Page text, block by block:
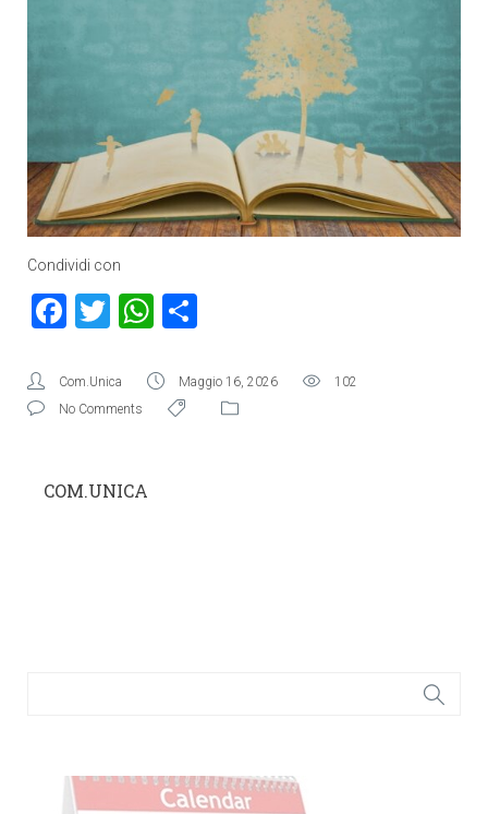
Condividi con
Facebook
TwitterWhatsApp
Com.Unica Maggio 16, 2026
102
No Comments
COM.UNICA